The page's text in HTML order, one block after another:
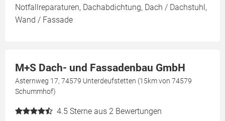
Notfallreparaturen, Dachabdichtung, Dach / Dachstuhl,
Wand / Fassade
M+S Dach- und Fassadenbau GmbH
Asternweg 17, 74579 Unterdeufstetten (15km von 74579
Schummhof)
4.5 Sterne aus 2 Bewertungen